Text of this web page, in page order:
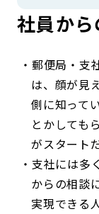
社員か
郵便局・支
は、顔が見
側に知って
とかしても
がスタート
支社には多
からの相談
実現できる